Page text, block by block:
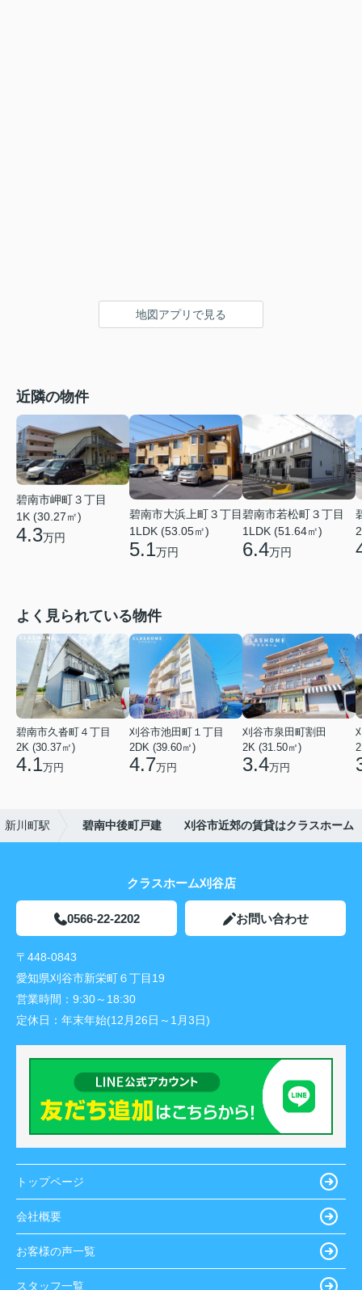
地図アプリで見る
近隣の物件
碧南市岬町３丁目
1K (30.27㎡)
4.3万円
碧南市大浜上町３丁目
1LDK (53.05㎡)
5.1万円
碧南市若松町３丁目
1LDK (51.64㎡)
6.4万円
よく見られている物件
碧南市久沓町４丁目
2K (30.37㎡)
4.1万円
刈谷市池田町１丁目
2DK (39.60㎡)
4.7万円
刈谷市泉田町割田
2K (31.50㎡)
3.4万円
新川町駅 碧南中後町戸建 刈谷市近郊の賃貸はクラスホーム
クラスホーム刈谷店
0566-22-2202 お問い合わせ
〒448-0843
愛知県刈谷市新栄町６丁目19
営業時間： 9:30～18:30
定休日： 年末年始(12月26日～1月3日)
トップページ
会社概要
お客様の声一覧
スタッフ一覧